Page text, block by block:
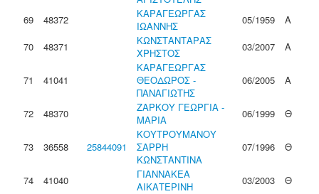
69
48372
ΚΑΡΑΓΕΩΡΓΑΣ
ΙΩΑΝΝΗΣ
05/1959
Α
70
48371
ΚΩΝΣΤΑΝΤΑΡΑΣ
ΧΡΗΣΤΟΣ
03/2007 Α
71 41041
ΚΑΡΑΓΕΩΡΓΑΣ
ΘΕΟΔΩΡΟΣ -
ΠΑΝΑΓΙΩΤΗΣ
06/2005 Α
72 48370
ΖΑΡΚΟΥ ΓΕΩΡΓΙΑ -
ΜΑΡΙΑ
06/1999 Θ
73 36558 25844091
ΚΟΥΤΡΟΥΜΑΝΟΥ
ΣΑΡΡΗ
ΚΩΝΣΤΑΝΤΙΝΑ
07/1996 Θ
74 41040
ΓΙΑΝΝΑΚΕΑ
ΑΙΚΑΤΕΡΙΝΗ
03/2003 Θ